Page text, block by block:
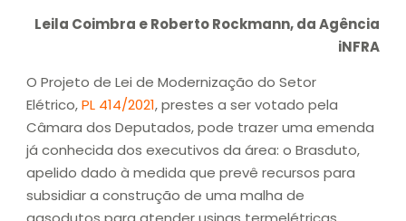
Leila Coimbra e Roberto Rockmann, da Agência
iNFRA
O Projeto de Lei de Modernização do Setor
Elétrico,PL 414/2021, prestes a ser votado pela
Câmara dos Deputados, pode trazer uma emenda
já conhecida dos executivos da área: o Brasduto,
apelido dado à medida que prevê recursos para
subsidiar a construção de uma malha de